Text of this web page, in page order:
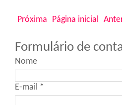
Próxima Página inicial
Formulário de
Nome
E-mail *